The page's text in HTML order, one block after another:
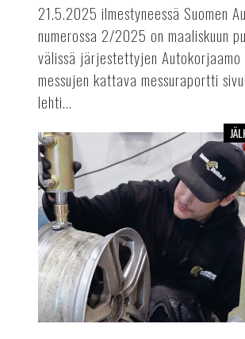
21.5.2025 ilmestyneessä Suomen
numerossa 2/2025 on maaliskuun
välissä järjestettyjen
messujen kattava messuraportti
lehti...
Vuoden
2025
ensimmäinen
Suomen
Autolehti
on
myös
Autokorjaamo
2025
-